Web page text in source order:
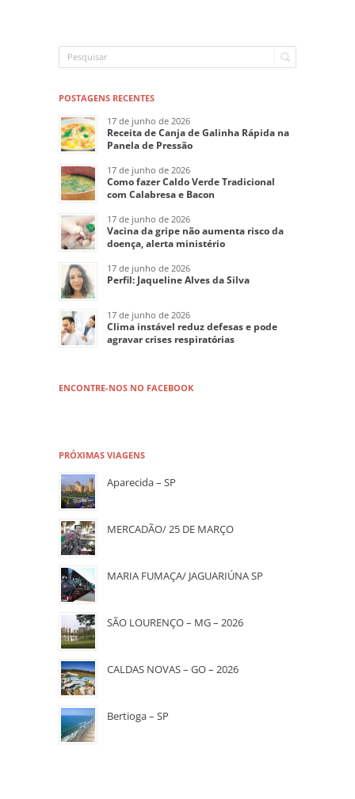
POSTAGENS RECENTES
17 de junho de 2026
Receita de Canja de Galinha Rápida na
Panela de Pressão
17 de junho de 2026
Como fazer Caldo Verde Tradicional
com Calabresa e Bacon
17 de junho de 2026
Vacina da gripe não aumenta risco da
doença, alerta ministério
17 de junho de 2026
Perfil: Jaqueline Alves da Silva
17 de junho de 2026
Clima instável reduz defesas e pode
agravar crises respiratórias
ENCONTRE-NOS NO FACEBOOK
PRÓXIMAS VIAGENS
Aparecida – SP
MERCADÃO/ 25 DE MARÇO
MARIA FUMAÇA/ JAGUARIÚNA SP
SÃO LOURENÇO – MG – 2026
CALDAS NOVAS – GO – 2026
Bertioga – SP